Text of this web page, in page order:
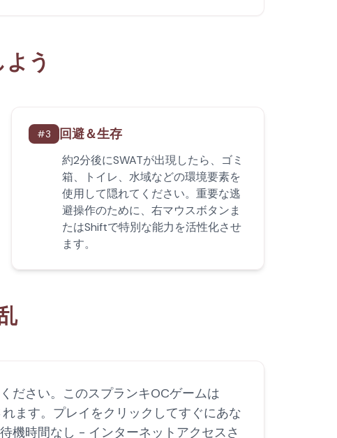
う
#3 回避＆生存
約2分後にSWATが出現したら、ゴミ
箱、トイレ、水域などの環境要素を
使用して隠れてください。重要な逃
避操作のために、右マウスボタンま
たはShiftで特別な能力を活性化させ
ます。
ださい。このスプランキOCゲームは
ます。プレイをクリックしてすぐにあな
機時間なし - インターネットアクセスさ